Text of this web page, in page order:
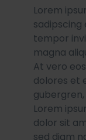
Lorem
sadipscing
tempor
magna
At vero
dolores et
Lorem
dolor sit
sed diam